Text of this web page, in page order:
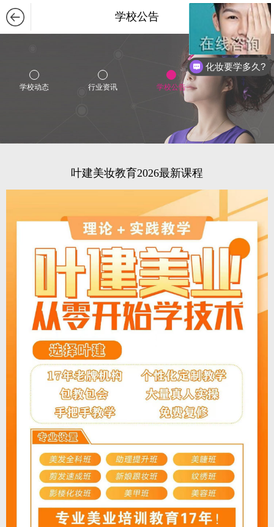
学校公告
学校动态 行业资讯 学校公告
叶建美妆教育2026最新课程
化妆要学多久?
女生可以学习美发吗？